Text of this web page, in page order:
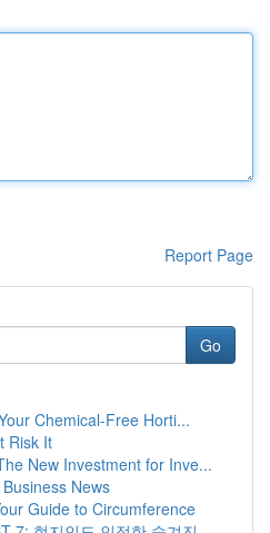
Report Page
Go
Chemical-Free Horti...
Risk It
New Investment for Inve...
News
Guide to Circumference